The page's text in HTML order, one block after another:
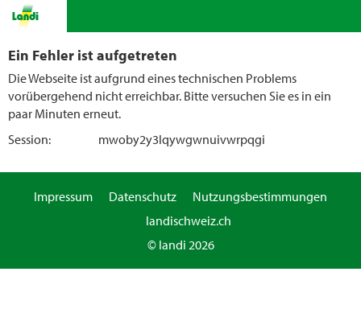
Ein Fehler ist aufgetreten
Die Webseite ist aufgrund eines technischen Problems
vorübergehend nicht erreichbar. Bitte versuchen Sie es in ein
paar Minuten erneut.
Session:
mwoby2y3lqywgwnuivwrpqgi
Impressum Datenschutz
Nutzungsbestimmungen
landischweiz.ch
© landi 2026